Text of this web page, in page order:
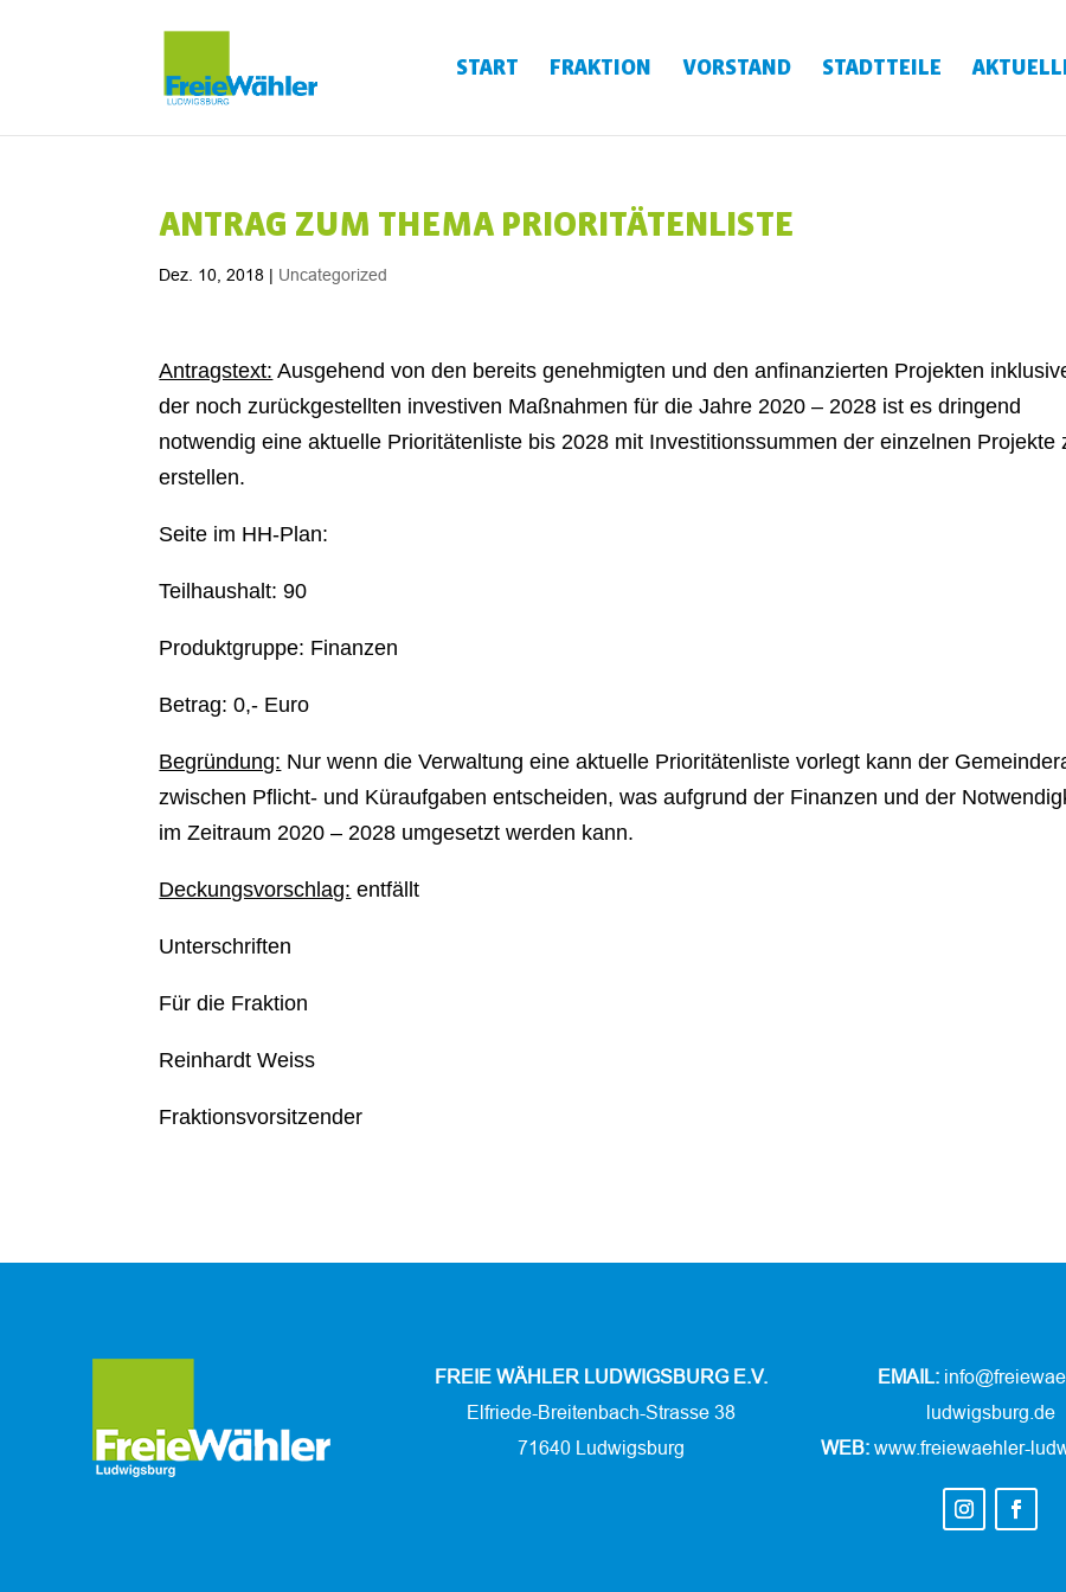
START FRAKTION VORSTAND STADTTEILE
ANTRAG ZUM THEMA PRIORITÄTENLISTE
Dez. 10, 2018 | Uncategorized
Antragstext: Ausgehend von den bereits genehmigten und den anfinanzierten Projekten
der noch zurückgestellten investiven Maßnahmen für die Jahre 2020 – 2028 ist es dringend
notwendig eine aktuelle Prioritätenliste bis 2028 mit Investitionssummen der einzelnen Projekte
erstellen.
Seite im HH-Plan:
Teilhaushalt: 90
Produktgruppe: Finanzen
Betrag: 0,- Euro
Begründung: Nur wenn die Verwaltung eine aktuelle Prioritätenliste vorlegt kann der
zwischen Pflicht- und Küraufgaben entscheiden, was aufgrund der Finanzen und der
im Zeitraum 2020 – 2028 umgesetzt werden kann.
Deckungsvorschlag: entfällt
Unterschriften
Für die Fraktion
Reinhardt Weiss
Fraktionsvorsitzender
FREIE WÄHLER LUDWIGSBURG E.V.
Elfriede-Breitenbach-Strasse 38
71640 Ludwigsburg
EMAIL:
ludwigsburg.de
WEB: www.freiewaehler-